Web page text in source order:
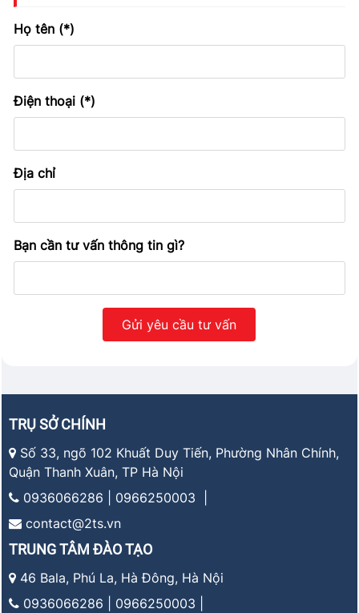
Họ tên (*)
Điện thoại (*)
Địa chỉ
Bạn cần tư vấn thông tin gì?
TRỤ SỞ CHÍNH
Số 33, ngõ 102 Khuất Duy Tiến, Phường Nhân Chính,
Quận Thanh Xuân, TP Hà Nội
0936066286 | 0966250003 |
contact@2ts.vn
TRUNG TÂM ĐÀO TẠO
46 Bala, Phú La, Hà Đông, Hà Nội
0936066286 | 0966250003 |